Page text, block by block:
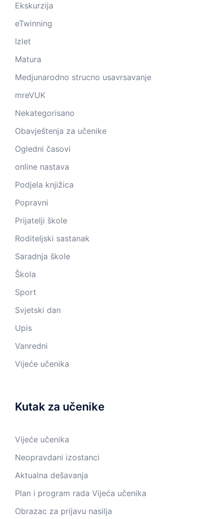
Ekskurzija
eTwinning
Izlet
Matura
Medjunarodno strucno usavrsavanje
mreVUK
Nekategorisano
Obavještenja za učenike
Ogledni časovi
online nastava
Podjela knjižica
Popravni
Prijatelji škole
Roditeljski sastanak
Saradnja škole
Škola
Sport
Svjetski dan
Upis
Vanredni
Vijeće učenika
Kutak za učenike
Vijeće učenika
Neopravdani izostanci
Aktualna dešavanja
Plan i program rada Vijeća učenika
Obrazac za prijavu nasilja